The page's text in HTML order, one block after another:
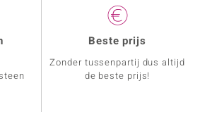
Beste prijs
Zonder tussenpartij dus altijd
de beste prijs!